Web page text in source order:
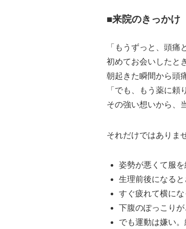
■来院のきっかけ
「もうずっと、頭
初めてお会いしたと
朝起きた瞬間から頭
「でも、もう薬に
その強い想いから、
それだけではありま
姿勢が悪くて服
生理前後になる
すぐ疲れて横にな
下腹のぽっこり
でも運動は嫌い